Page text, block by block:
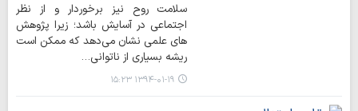
سلامت روح نیز برخوردار و از نظر
اجتماعی در آسایش باشد؛ زیرا پژوهش
های علمی نشان مي‌دهد که ممکن است
ریشه بسیاری از ناتوانی…
۱۳۹۴-۰۱-۱۹ ۱۵:۲۳